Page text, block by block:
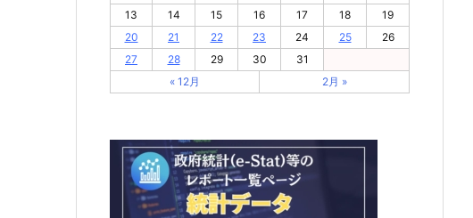
13
14 15 16 17 18
19
20
21 22 23 24 25
26
27
28 29 30
31
« 12月
2月 »